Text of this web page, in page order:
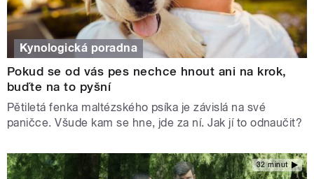
Kynologická poradna
Pokud se od vás pes nechce hnout ani na krok,
buďte na to pyšní
Pětiletá fenka maltézského psíka je závislá na své
paničce. Všude kam se hne, jde za ní. Jak jí to odnaučit?
32 minut